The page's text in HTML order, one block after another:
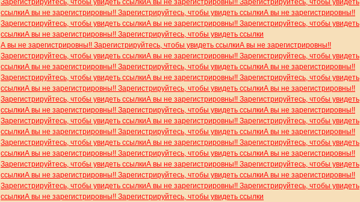
Зарегистрируйтесь, чтобы увидеть ссылкиА вы не зарегистрировны!! Зарегистрируйтесь, чтобы увидеть
ссылкиА вы не зарегистрировны!! Зарегистрируйтесь, чтобы увидеть ссылкиА вы не зарегистрировны!!
Зарегистрируйтесь, чтобы увидеть ссылкиА вы не зарегистрировны!! Зарегистрируйтесь, чтобы увидеть
ссылкиА вы не зарегистрировны!! Зарегистрируйтесь, чтобы увидеть ссылки
А вы не зарегистрировны!! Зарегистрируйтесь, чтобы увидеть ссылкиА вы не зарегистрировны!!
Зарегистрируйтесь, чтобы увидеть ссылкиА вы не зарегистрировны!! Зарегистрируйтесь, чтобы увидеть
ссылкиА вы не зарегистрировны!! Зарегистрируйтесь, чтобы увидеть ссылкиА вы не зарегистрировны!!
Зарегистрируйтесь, чтобы увидеть ссылкиА вы не зарегистрировны!! Зарегистрируйтесь, чтобы увидеть
ссылкиА вы не зарегистрировны!! Зарегистрируйтесь, чтобы увидеть ссылкиА вы не зарегистрировны!!
Зарегистрируйтесь, чтобы увидеть ссылкиА вы не зарегистрировны!! Зарегистрируйтесь, чтобы увидеть
ссылкиА вы не зарегистрировны!! Зарегистрируйтесь, чтобы увидеть ссылкиА вы не зарегистрировны!!
Зарегистрируйтесь, чтобы увидеть ссылкиА вы не зарегистрировны!! Зарегистрируйтесь, чтобы увидеть
ссылкиА вы не зарегистрировны!! Зарегистрируйтесь, чтобы увидеть ссылкиА вы не зарегистрировны!!
Зарегистрируйтесь, чтобы увидеть ссылкиА вы не зарегистрировны!! Зарегистрируйтесь, чтобы увидеть
ссылкиА вы не зарегистрировны!! Зарегистрируйтесь, чтобы увидеть ссылкиА вы не зарегистрировны!!
Зарегистрируйтесь, чтобы увидеть ссылкиА вы не зарегистрировны!! Зарегистрируйтесь, чтобы увидеть
ссылкиА вы не зарегистрировны!! Зарегистрируйтесь, чтобы увидеть ссылкиА вы не зарегистрировны!!
Зарегистрируйтесь, чтобы увидеть ссылкиА вы не зарегистрировны!! Зарегистрируйтесь, чтобы увидеть
ссылкиА вы не зарегистрировны!! Зарегистрируйтесь, чтобы увидеть ссылки